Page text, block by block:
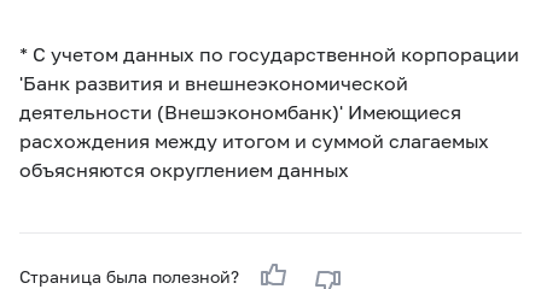
* С учетом данных по государственной корпорации
'Банк развития и внешнеэкономической
деятельности (Внешэкономбанк)' Имеющиеся
расхождения между итогом и суммой слагаемых
объясняются округлением данных
Страница была полезной?